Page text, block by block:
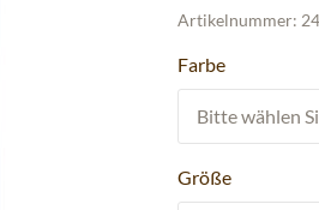
Artikelnummer:
Farbe
Bitte wählen
Größe